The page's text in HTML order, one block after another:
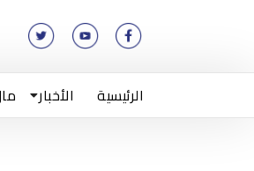
الرئيسية الأخبار